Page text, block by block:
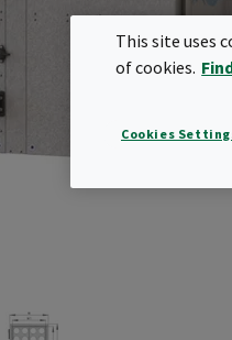
This site uses
of cookies.
Cookies